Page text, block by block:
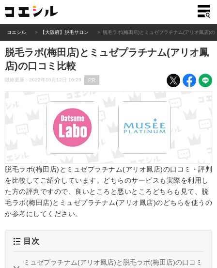
コエシル 【大阪府】脱毛サロン 脱毛ラボ(梅田店)とミュゼプラチナム(アリオ鳳店)の
脱毛ラボ(梅田店)とミュゼプラチナム(アリオ鳳
店)の口コミ比較
最終更新：2022年10月12日 16:29 PR
脱毛ラボ(梅田店)とミュゼプラチナム(アリオ鳳店)の口コミ・評判
を比較してご紹介しています。どちらのサービスも実際を利用し
た方の評判ですので、良いところと悪いところどちらも見て、脱
毛ラボ(梅田店)とミュゼプラチナム(アリオ鳳店)のどちらを使うの
か参考にしてください。
目次
ミュゼプラチナム(アリオ鳳店)と脱毛ラボ(梅田店)の口コミ